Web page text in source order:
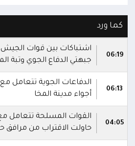
كما ورد
06:19
اشتباكات بين قوات الجيش
جبهتي الدفاع الجوي وتبة
06:13
الدفاعات الجوية تتعامل
أجواء مدينة المخا
04:05
القوات المسلحة تتعامل
حاولت الاقتراب من مرافق